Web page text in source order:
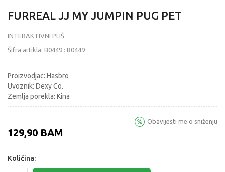
FURREAL JJ MY JUMPIN PUG PET
INTERAKTIVNI PLIŠ
Šifra artikla: B0449 : B0449
Proizvodjac: Hasbro
Uvoznik: Dexy Co.
Zemlja porekla: Kina
129,90 BAM
Obavijesti me o sniženju
Količina: